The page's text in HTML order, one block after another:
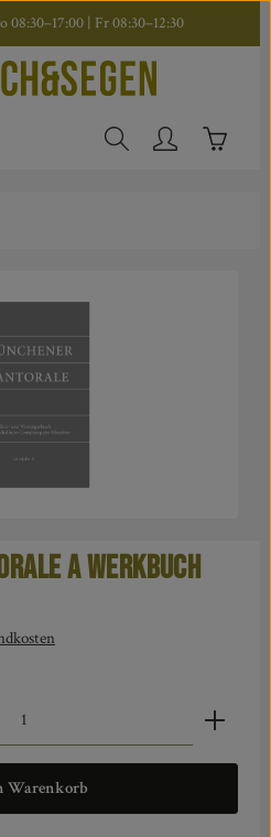
| Fr 08:30–12:30
A Werkbuch
gewünschten Wert ein oder
Warenkorb